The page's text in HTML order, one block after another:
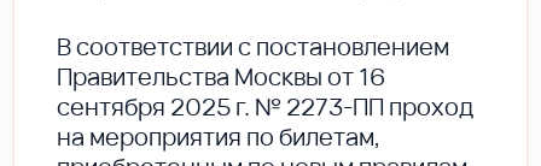
В соответствии с постановлением
Правительства Москвы от 16
сентября 2025 г. № 2273-ПП проход
на мероприятия по билетам,